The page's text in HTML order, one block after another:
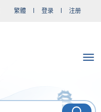
繁體 登录 注册